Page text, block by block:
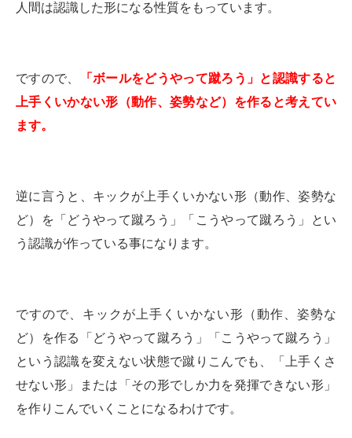
人間は認識した形になる性質をもっています。
ですので、
「ボールをどうやって蹴ろう」と認識すると
上手くいかない形（動作、姿勢など）を作ると考えてい
ます。
逆に言うと、キックが上手くいかない形（動作、姿勢な
ど）を「どうやって蹴ろう」「こうやって蹴ろう」とい
う認識が作っている事になります。
ですので、キックが上手くいかない形（動作、姿勢な
ど）を作る「どうやって蹴ろう」「こうやって蹴ろう」
という認識を変えない状態で蹴りこんでも、「上手くさ
せない形」または「その形でしか力を発揮できない形」
を作りこんでいくことになるわけです。